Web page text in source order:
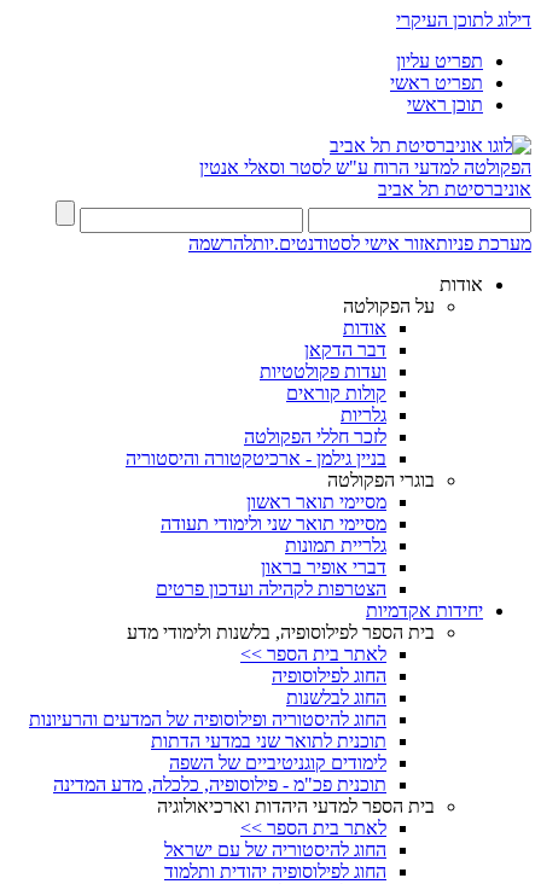
דילוג לתוכן העיקרי
תפריט עליון
תפריט ראשי
תוכן ראשי
הפקולטה למדעי הרוח ע"ש לסטר וסאלי אנטין
אוניברסיטת תל אביב
מערכת פניותאזור אישי לסטודנטים.יותלהרשמה
אודות
על הפקולטה
אודות
דבר הדקאן
ועדות פקולטטיות
קולות קוראים
גלריות
לזכר חללי הפקולטה
בניין גילמן - ארכיטקטורה והיסטוריה
בוגרי הפקולטה
מסיימי תואר ראשון
מסיימי תואר שני ולימודי תעודה
גלריית תמונות
דברי אופיר בראון
הצטרפות לקהילה ועדכון פרטים
יחידות אקדמיות
בית הספר לפילוסופיה, בלשנות ולימודי מדע
לאתר בית הספר >>
החוג לפילוסופיה
החוג לבלשנות
החוג להיסטוריה ופילוסופיה של המדעים והרעיונות
תוכנית לתואר שני במדעי הדתות
לימודים קוגניטיביים של השפה
תוכנית פכ"מ - פילוסופיה, כלכלה, מדע המדינה
בית הספר למדעי היהדות וארכיאולוגיה
לאתר בית הספר >>
החוג להיסטוריה של עם ישראל
החוג לפילוסופיה יהודית ותלמוד